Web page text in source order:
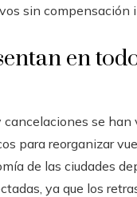
sin compensación
en
se
para reorganizar
de las ciudades
ya que los